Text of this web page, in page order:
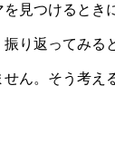
を見つけるとき
振り返ってみる
せん。そう考え